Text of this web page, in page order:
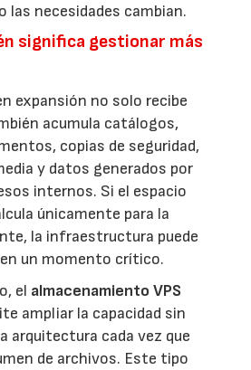
las necesidades cambian.
significa gestionar más
expansión no solo recibe
acumula catálogos,
copias de seguridad,
y datos generados por
internos. Si el espacio
únicamente para la
la infraestructura puede
un momento crítico.
el almacenamiento VPS
ampliar la capacidad sin
arquitectura cada vez que
de archivos. Este tipo